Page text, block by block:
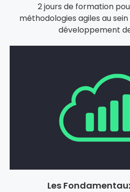
2 jours de formation
méthodologies agiles au
développement
Les